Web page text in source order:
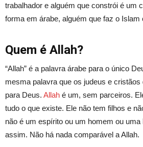
trabalhador e alguém que constrói é um
forma em árabe, alguém que faz o Islam
Quem é Allah?
“Allah” é a palavra árabe para o único
mesma palavra que os judeus e cristãos
para Deus. Allah é um, sem parceiros.
tudo o que existe. Ele não tem filhos e
não é um espírito ou um homem ou uma
assim. Não há nada comparável a Allah.